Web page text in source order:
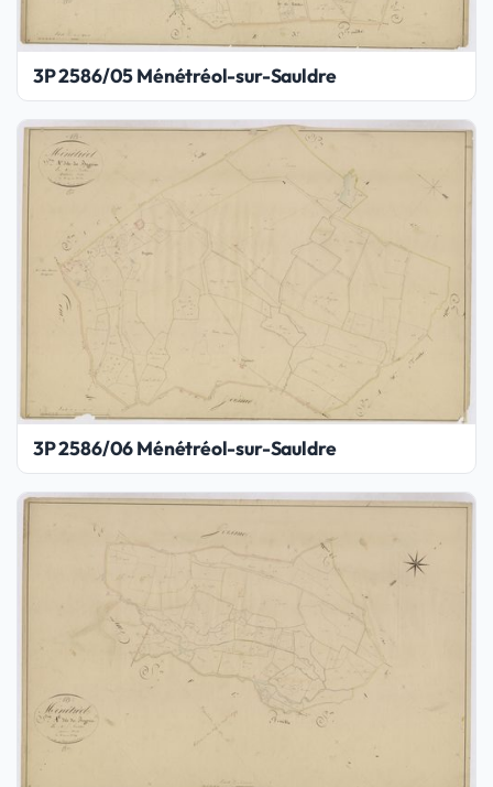
3P 2586/05 Ménétréol-sur-Sauldre
3P 2586/06 Ménétréol-sur-Sauldre